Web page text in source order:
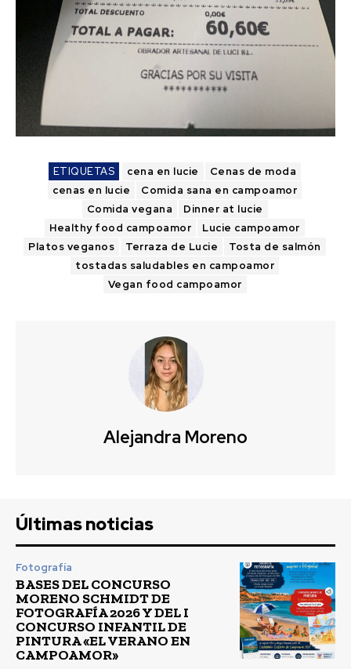
ETIQUETAS cena en lucie
Cenas de moda
cenas en lucie
Comida sana en campoamor
Comida vegana
Dinner at lucie
Healthy food campoamor
Lucie campoamor
Platos veganos
Terraza de Lucie
Tosta de salmón
tostadas saludables en campoamor
Vegan food campoamor
Alejandra Moreno
Últimas noticias
Fotografía
BASES DEL CONCURSO
MORENO SCHMIDT DE
FOTOGRAFÍA 2026 Y DEL I
CONCURSO INFANTIL DE
PINTURA «EL VERANO EN
CAMPOAMOR»